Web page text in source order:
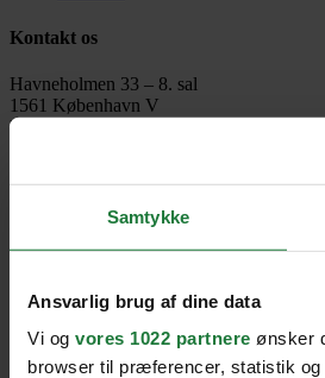
Samtykke
Ansvarlig brug af dine data
Vi og vores 1022 partnere ønsker
browser til præferencer, statistik
Kontakt os
Havneholmen 33 – 8. sal
1561 København V
Danmark
Heartbeats copyright 2026